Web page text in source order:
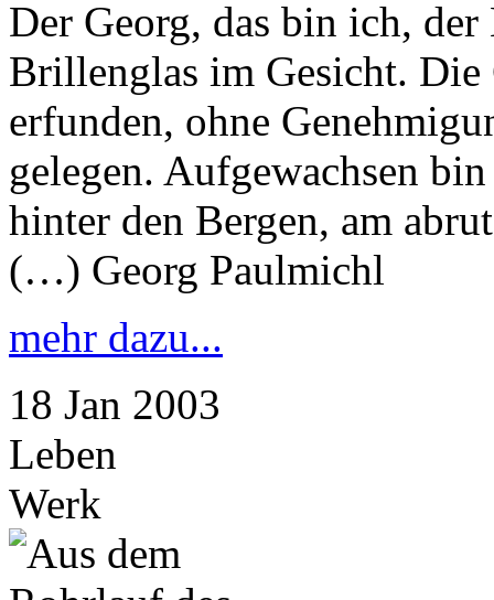
Der Georg, das bin ich,
Brillenglas im Gesicht.
erfunden, ohne
gelegen. Aufgewachsen
hinter den Bergen, am
(…) Georg Paulmichl
mehr dazu...
18 Jan 2003
Leben
Werk